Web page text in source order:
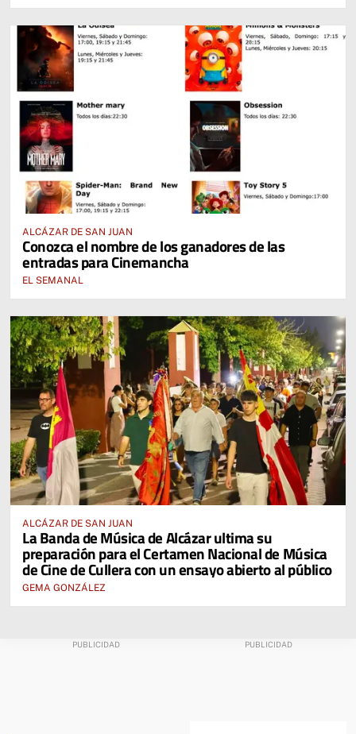
ALCÁZAR DE SAN JUAN
Conozca el nombre de los ganadores de las
entradas para Cinemancha
EL SEMANAL
ALCÁZAR DE SAN JUAN
La Banda de Música de Alcázar ultima su
preparación para el Certamen Nacional de Música
de Cine de Cullera con un ensayo abierto al público
GEMA GONZÁLEZ